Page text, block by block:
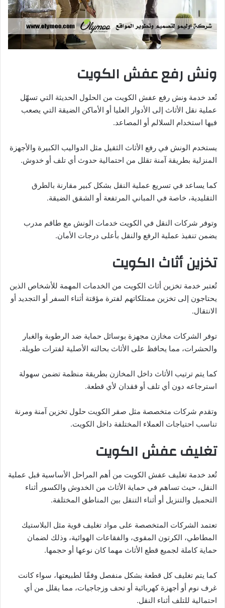
ونش رفع عفش الكويت
تُعد خدمة ونش رفع عفش الكويت من الحلول الحديثة التي تسهّل
عملية نقل الأثاث إلى الأدوار العليا أو الأماكن الضيقة التي يصعب
فيها استخدام السلالم أو المصاعد.
يستخدم الونش في رفع الأثاث الثقيل مثل الدواليب الكبيرة والأجهزة
المنزلية بطريقة آمنة تقلل من احتمالية حدوث أي تلف أو خدوش.
كما يساعد في تسريع عملية النقل بشكل كبير مقارنة بالطرق
التقليدية، خاصة في المباني المرتفعة أو الشقق الضيقة.
وتوفر شركات النقل في الكويت خدمات الونش مع طاقم مدرب
يضمن تنفيذ عملية الرفع والنقل بأعلى درجات الأمان.
تخزين أثاث الكويت
تُعتبر خدمة تخزين أثاث الكويت من الخدمات المهمة للأشخاص الذين
يحتاجون إلى تخزين ممتلكاتهم لفترة مؤقتة أثناء السفر أو التجديد أو
الانتقال.
توفر الشركات مخازن مجهزة بوسائل حماية ضد الرطوبة والغبار
والحشرات، مما يحافظ على الأثاث بحالته الأصلية لفترات طويلة.
كما يتم ترتيب الأثاث داخل المخازن بطريقة منظمة تضمن سهولة
استرجاعه دون أي تلف أو فقدان لأي قطعة.
وتقدم شركات متخصصة مثل صقر الكويت حلول تخزين آمنة ومرنة
تناسب احتياجات العملاء المختلفة داخل الكويت.
تغليف عفش الكويت
تُعد خدمة تغليف عفش الكويت من أهم المراحل الأساسية قبل عملية
النقل، حيث تساهم في حماية الأثاث من الخدوش والكسور أثناء
التحميل والتنزيل أو أثناء التنقل بين المناطق المختلفة.
تعتمد الشركات المتخصصة على مواد تغليف قوية مثل البلاستيك
المطاطي، الكرتون المقوى، والفقاعات الهوائية، وذلك لضمان
حماية كاملة لجميع قطع الأثاث مهما كان نوعها أو حجمها.
كما يتم تغليف كل قطعة بشكل منفصل وفقًا لطبيعتها، سواء كانت
غرف نوم أو أجهزة كهربائية أو تحف وزجاجيات، مما يقلل من أي
احتمالية للتلف أثناء النقل.